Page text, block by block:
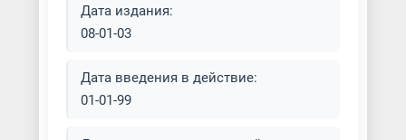
Дата издания:
08-01-03
Дата введения в действие:
01-01-99